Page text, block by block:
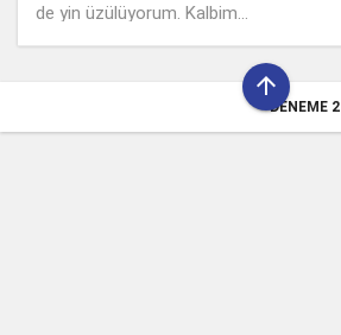
de yin üzülüyorum. Kalbim...

DENEME 2